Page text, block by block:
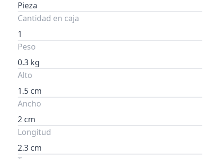
Pieza
Cantidad en caja
1
Peso
0.3 kg
Alto
1.5 cm
Ancho
2 cm
Longitud
2.3 cm